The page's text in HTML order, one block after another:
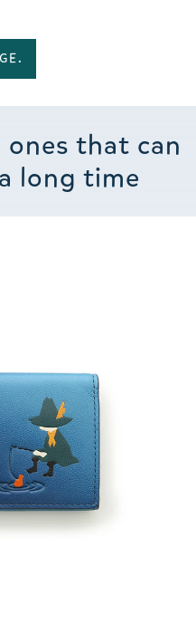
that can
long time